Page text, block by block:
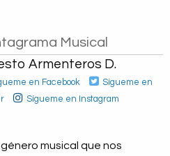
Musical
Armenteros D.
en Facebook
Sígueme en
Sígueme en Instagram
musical que nos